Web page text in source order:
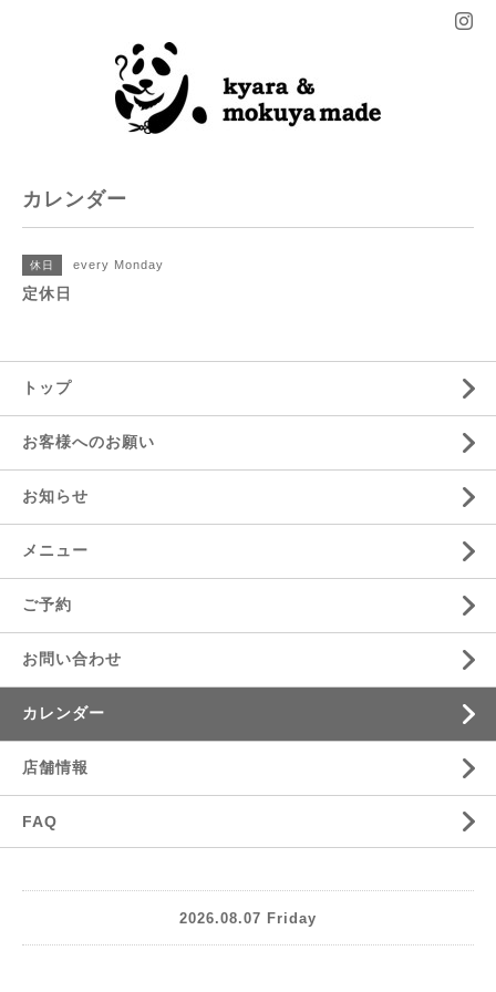
カレンダー
休日 every Monday
定休日
トップ
お客様へのお願い
お知らせ
メニュー
ご予約
お問い合わせ
カレンダー
店舗情報
FAQ
2026.08.07 Friday